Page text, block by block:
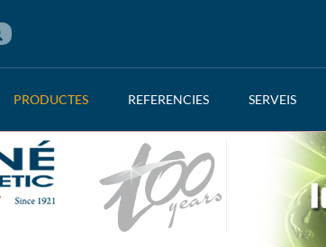
PRODUCTES REFERENCIES SERVEIS